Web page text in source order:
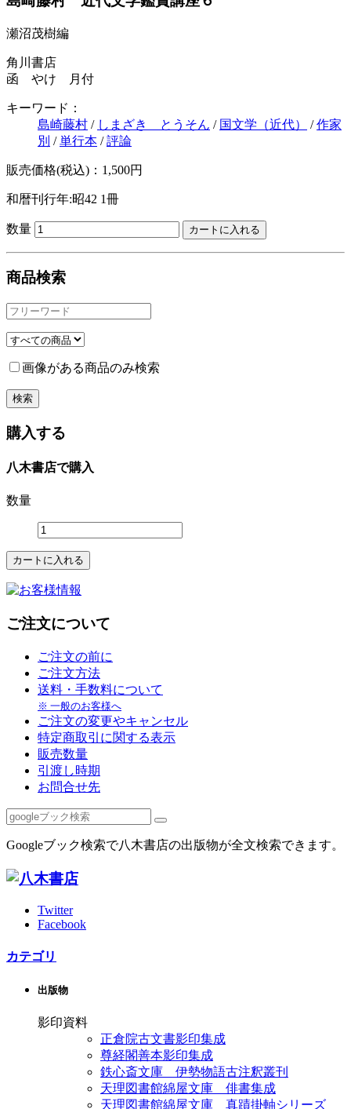
瀬沼茂樹編
角川書店
函 やけ 月付
キーワード：
島崎藤村 / しまざき とうそん / 国文学（近代） /作家
別 /単行本 /評論
販売価格(税込)：1,500円
和暦刊行年:昭42 1冊
数量
商品検索
画像がある商品のみ検索
購入する
八木書店で購入
数量
ご注文について
ご注文の前に
ご注文方法
送料・手数料について
※ 一般のお客様へ
ご注文の変更やキャンセル
特定商取引に関する表示
販売数量
引渡し時期
お問合せ先
Googleブック検索で八木書店の出版物が全文検索できます。
Twitter
Facebook
カテゴリ
出版物
影印資料
正倉院古文書影印集成
尊経閣善本影印集成
鉄心斎文庫 伊勢物語古注釈叢刊
天理図書館綿屋文庫 俳書集成
天理図書館綿屋文庫 真蹟掛軸シリーズ